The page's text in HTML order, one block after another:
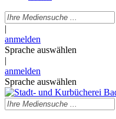
|
anmelden
Sprache auswählen
|
anmelden
Sprache auswählen